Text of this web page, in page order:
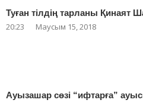
Туған тілдің тарланы Қинаят
20:23 Маусым 15, 2018
Ауызашар сөзі “ифтарға”